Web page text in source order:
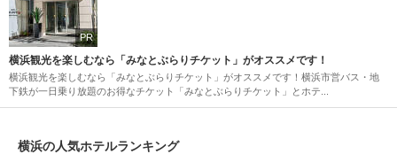
PR
横浜観光を楽しむなら「みなとぶらりチケット」がオススメです！
横浜観光を楽しむなら「みなとぶらりチケット」がオススメです！横浜市営バス・地
下鉄が一日乗り放題のお得なチケット「みなとぶらりチケット」とホテ...
横浜の人気ホテルランキング